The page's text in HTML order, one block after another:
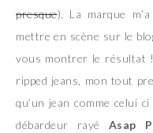
presque). La marque
mettre en scène sur le
vous montrer le résultat !
ripped jeans, mon tout
qu’un jean comme celui
débardeur rayé Asap